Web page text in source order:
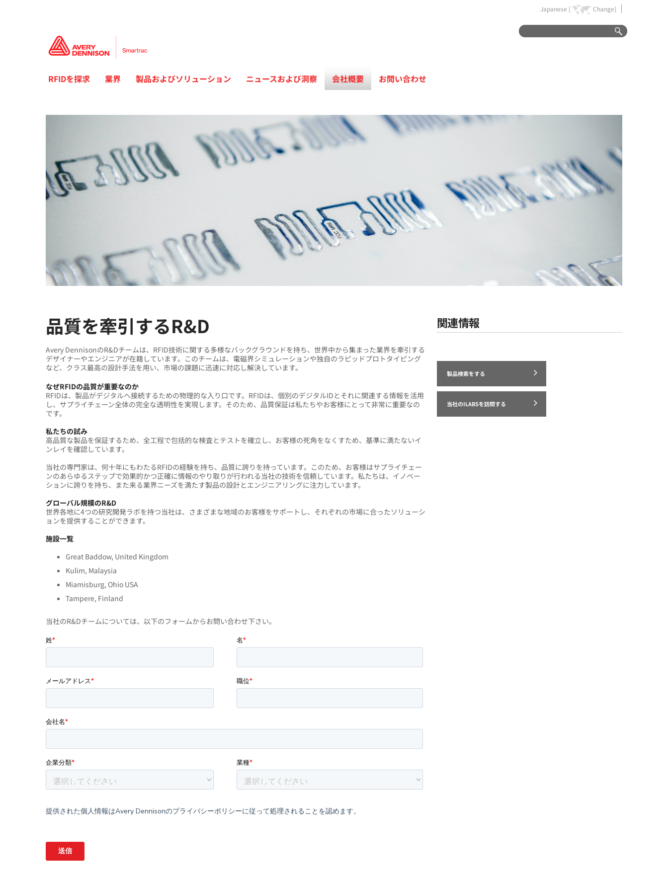
Japanese [ Change]
RFIDを探求 業界 製品およびソリューション ニュースおよび洞察 会社概要 お問い合わせ
品質を牽引するR&D
Avery DennisonのR&Dチームは、RFID技術に関する多様なバックグラウンドを持ち、世界中から集まった業界を牽引する
デザイナーやエンジニアが在籍しています。このチームは、電磁界シミュレーションや独自のラピッドプロトタイピング
など、クラス最高の設計手法を用い、市場の課題に迅速に対応し解決しています。
なぜRFIDの品質が重要なのか
RFIDは、製品がデジタルへ接続するための物理的な入り口です。RFIDは、個別のデジタルIDとそれに関連する情報を活用
し、サプライチェーン全体の完全な透明性を実現します。そのため、品質保証は私たちやお客様にとって非常に重要なの
です。
私たちの試み
高品質な製品を保証するため、全工程で包括的な検査とテストを確立し、お客様の死角をなくすため、基準に満たないイ
ンレイを確認しています。
当社の専門家は、何十年にもわたるRFIDの経験を持ち、品質に誇りを持っています。このため、お客様はサプライチェー
ンのあらゆるステップで効果的かつ正確に情報のやり取りが行われる当社の技術を信頼しています。私たちは、イノベー
ションに誇りを持ち、また来る業界ニーズを満たす製品の設計とエンジニアリングに注力しています。
グローバル規模のR&D
世界各地に4つの研究開発ラボを持つ当社は、さまざまな地域のお客様をサポートし、それぞれの市場に合ったソリューシ
ョンを提供することができます。
施設一覧
Great Baddow, United Kingdom
Kulim, Malaysia
Miamisburg, Ohio USA
Tampere, Finland
当社のR&Dチームについては、以下のフォームからお問い合わせ下さい。
関連情報
製品検索をする
当社のILABSを訪問する